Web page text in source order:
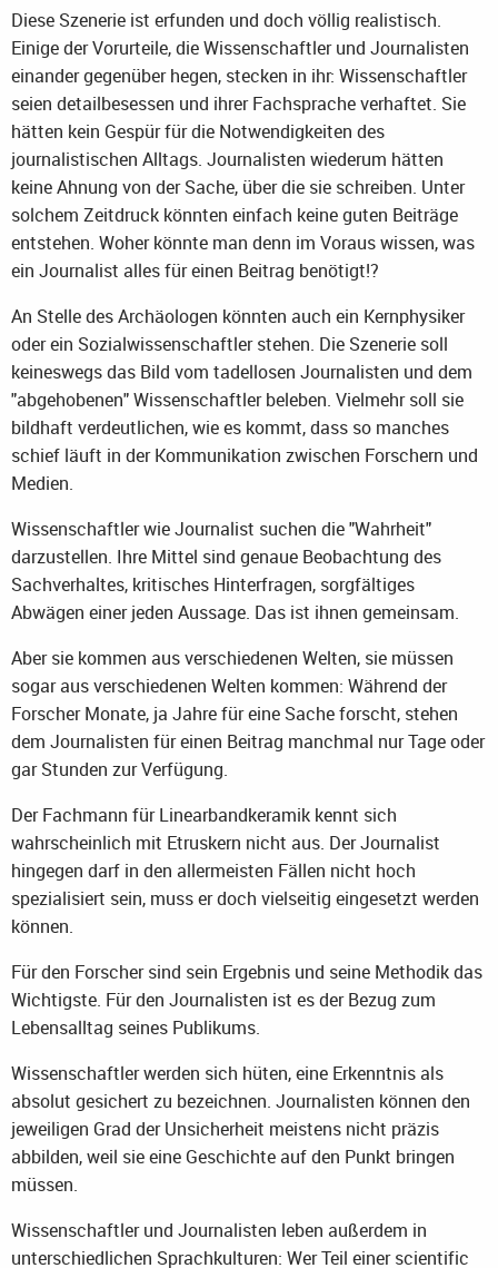
Diese Szenerie ist erfunden und doch völlig realistisch.
Einige der Vorurteile, die Wissenschaftler und Journalisten
einander gegenüber hegen, stecken in ihr: Wissenschaftler
seien detailbesessen und ihrer Fachsprache verhaftet. Sie
hätten kein Gespür für die Notwendigkeiten des
journalistischen Alltags. Journalisten wiederum hätten
keine Ahnung von der Sache, über die sie schreiben. Unter
solchem Zeitdruck könnten einfach keine guten Beiträge
entstehen. Woher könnte man denn im Voraus wissen, was
ein Journalist alles für einen Beitrag benötigt!?
An Stelle des Archäologen könnten auch ein Kernphysiker
oder ein Sozialwissenschaftler stehen. Die Szenerie soll
keineswegs das Bild vom tadellosen Journalisten und dem
"abgehobenen" Wissenschaftler beleben. Vielmehr soll sie
bildhaft verdeutlichen, wie es kommt, dass so manches
schief läuft in der Kommunikation zwischen Forschern und
Medien.
Wissenschaftler wie Journalist suchen die "Wahrheit"
darzustellen. Ihre Mittel sind genaue Beobachtung des
Sachverhaltes, kritisches Hinterfragen, sorgfältiges
Abwägen einer jeden Aussage. Das ist ihnen gemeinsam.
Aber sie kommen aus verschiedenen Welten, sie müssen
sogar aus verschiedenen Welten kommen: Während der
Forscher Monate, ja Jahre für eine Sache forscht, stehen
dem Journalisten für einen Beitrag manchmal nur Tage oder
gar Stunden zur Verfügung.
Der Fachmann für Linearbandkeramik kennt sich
wahrscheinlich mit Etruskern nicht aus. Der Journalist
hingegen darf in den allermeisten Fällen nicht hoch
spezialisiert sein, muss er doch vielseitig eingesetzt werden
können.
Für den Forscher sind sein Ergebnis und seine Methodik das
Wichtigste. Für den Journalisten ist es der Bezug zum
Lebensalltag seines Publikums.
Wissenschaftler werden sich hüten, eine Erkenntnis als
absolut gesichert zu bezeichnen. Journalisten können den
jeweiligen Grad der Unsicherheit meistens nicht präzis
abbilden, weil sie eine Geschichte auf den Punkt bringen
müssen.
Wissenschaftler und Journalisten leben außerdem in
unterschiedlichen Sprachkulturen: Wer Teil einer scientific